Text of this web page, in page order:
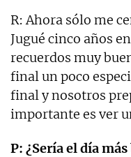
R: Ahora sólo me
Jugué cinco años
recuerdos muy
final un poco
final y nosotros
importante es ver
P: ¿Sería el día